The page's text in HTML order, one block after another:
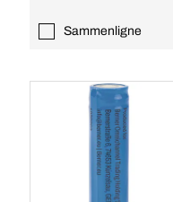
Sammenligne